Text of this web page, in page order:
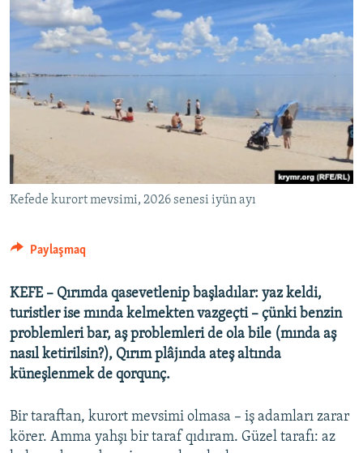
Kefede kurort mevsimi, 2026 senesi iyün ayı
Paylaşmaq
KEFE – Qırımda qasevetlenip başladılar: yaz keldi,
turistler ise mında kelmekten vazgeçti – çünki benzin
problemleri bar, aş problemleri de ola bile (mında aş
nasıl ketirilsin?), Qırım plâjında ateş altında
küneşlenmek de qorqunç.
Bir taraftan, kurort mevsimi olmasa – iş adamları zarar
körer. Amma yahşı bir taraf qıdıram. Güzel tarafı: az